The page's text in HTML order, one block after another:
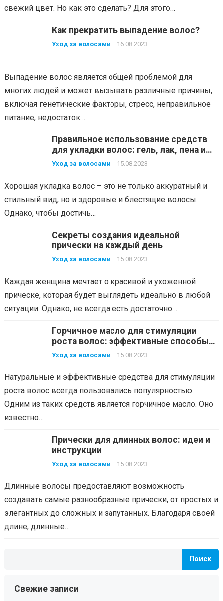
свежий цвет. Но как это сделать? Для этого…
Как прекратить выпадение волос?
Уход за волосами 16.08.2023
Выпадение волос является общей проблемой для
многих людей и может вызывать различные причины,
включая генетические факторы, стресс, неправильное
питание, недостаток…
Правильное использование средств
для укладки волос: гель, лак, пена и
другие
Уход за волосами 15.08.2023
Хорошая укладка волос – это не только аккуратный и
стильный вид, но и здоровые и блестящие волосы.
Однако, чтобы достичь…
Секреты создания идеальной
прически на каждый день
Уход за волосами 15.08.2023
Каждая женщина мечтает о красивой и ухоженной
прическе, которая будет выглядеть идеально в любой
ситуации. Однако, не всегда есть достаточно…
Горчичное масло для стимуляции
роста волос: эффективные способы
применения
Уход за волосами 15.08.2023
Натуральные и эффективные средства для стимуляции
роста волос всегда пользовались популярностью.
Одним из таких средств является горчичное масло. Оно
известно…
Прически для длинных волос: идеи и
инструкции
Уход за волосами 15.08.2023
Длинные волосы предоставляют возможность
создавать самые разнообразные прически, от простых и
элегантных до сложных и запутанных. Благодаря своей
длине, длинные…
Поиск
Свежие записи